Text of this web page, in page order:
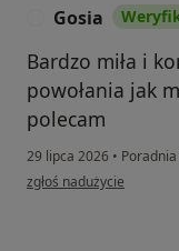
Gosia
Bardzo miła i
powołania jak
polecam
29 lipca 2026 •
w opinii użytkownika
zgłoś nadużycie